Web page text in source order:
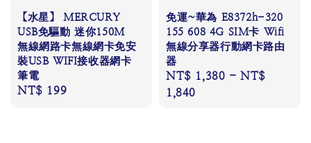
【水星】 MERCURY
USB免驅動 迷你150M
無線網路卡無線網卡免安
裝USB WIFI接收器網卡
筆電
Regular
NT$ 199
免運~華為 E8372h-320
155 608 4G SIM卡 Wifi
無線分享器行動網卡路由
器
Regular
price
NT$ 1,380 -NT$
1,840